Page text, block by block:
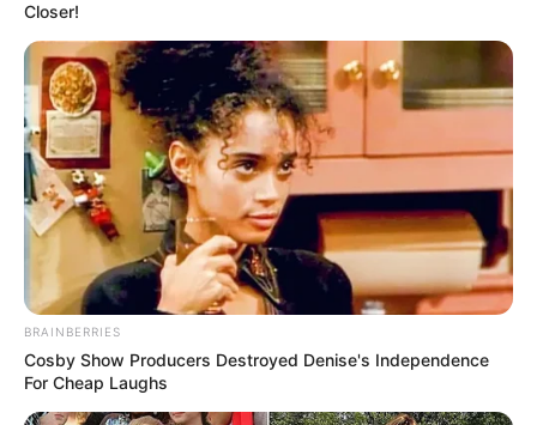
Closer!
BRAINBERRIES
Cosby Show Producers Destroyed Denise's Independence
For Cheap Laughs